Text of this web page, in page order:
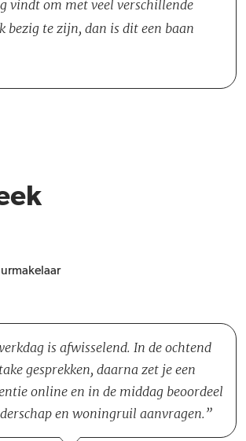
vindt om met veel verschillende
bezig te zijn, dan is dit een baan
is afwisselend. In de ochtend
gesprekken, daarna zet je een
online en in de middag beoordeel
en woningruil aanvragen.